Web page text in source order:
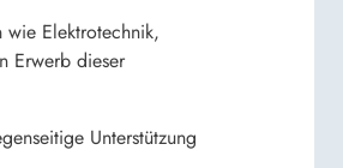
wie Elektrotechnik,
Erwerb dieser
Unterstützung